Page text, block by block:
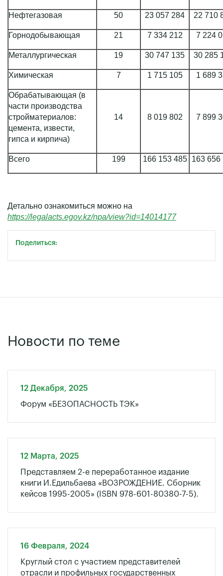
Нефтегазовая 50 23 057 284 22 710
Горнодобывающая 21 7 334 212 7 224
Металлургическая 19 30 747 135 30 285
Химическая 7 1 715 105 1 689
Обрабатывающая (в
части производства
стройматериалов:
цемента, извести,
гипса и кирпича)
14 8 019 802 7 899
Всего 199 166 153 485 163 656
Детально ознакомиться можно на
https://legalacts.egov.kz/npa/view?id=14014177
Поделиться:
Новости по теме
12 Декабря, 2025
Форум «БЕЗОПАСНОСТЬ ТЭК»
12 Марта, 2025
Представляем 2-е переработанное издание
книги И.Едильбаева «ВОЗРОЖДЕНИЕ. Сборник
кейсов 1995-2005» (ISBN 978-601-80380-7-5).
16 Февраля, 2024
Круглый стол с участием представителей
отрасли и профильных государственных